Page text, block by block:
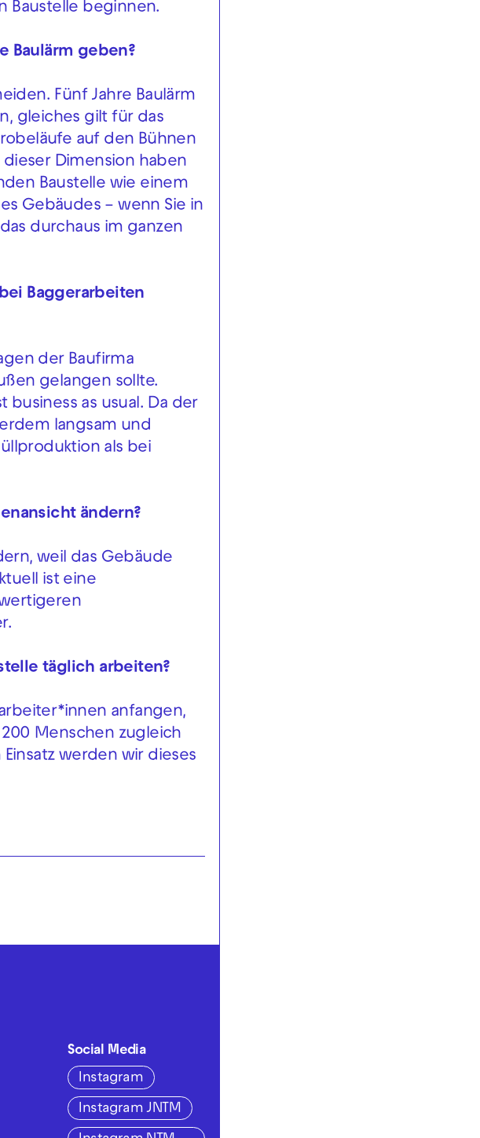
Baustelle beginnen.
Baulärm geben?
Fünf Jahre Baulärm
gleiches gilt für das
auf den Bühnen
Dimension haben
Baustelle wie einem
Gebäudes – wenn Sie in
durchaus im ganzen
Baggerarbeiten
der Baufirma
gelangen sollte.
as usual. Da der
langsam und
als bei
ändern?
weil das Gebäude
ist eine
täglich arbeiten?
anfangen,
Menschen zugleich
werden wir dieses
Social Media
Instagram
Instagram JNTM